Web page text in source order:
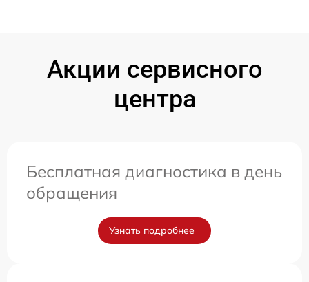
Акции сервисного
центра
Бесплатная диагностика в день
обращения
Узнать подробнее